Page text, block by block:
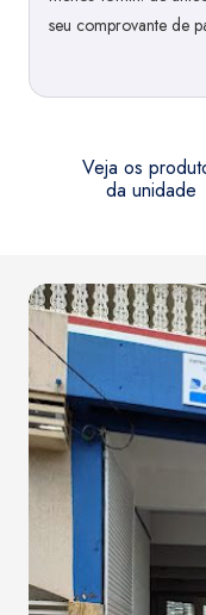
seu comprovante de
Veja os
da unidade